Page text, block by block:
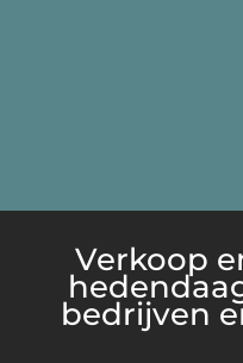
Verkoop
bedrijven